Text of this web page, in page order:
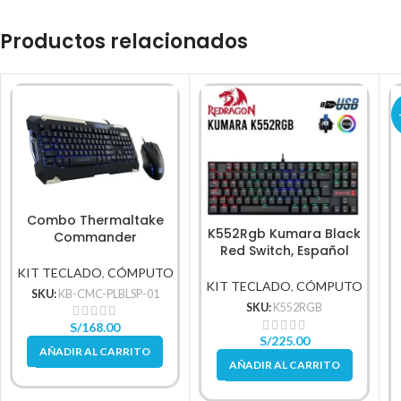
Productos relacionados
Combo Thermaltake
Commander
KIT TECLADO, CÓMPUTO
SKU: KB-CMC-PLBLSP-01
S/168.00
AÑADIR AL CARRITO
K552Rgb Kumara Black
Red Switch, Español
KIT TECLADO,CÓMPUTO
SKU: K552RGB
S/225.00
AÑADIR AL CARRITO